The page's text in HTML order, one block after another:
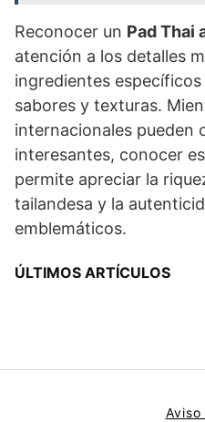
Reconocer un Pad Thai
atención a los detalles
ingredientes
sabores y texturas.
internacionales pueden
interesantes, conocer
permite apreciar la
tailandesa y la
emblemáticos.
ÚLTIMOS ARTÍCULOS